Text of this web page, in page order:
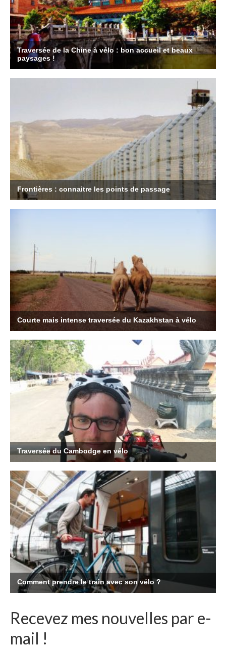
Recevez mes nouvelles par e-
mail !